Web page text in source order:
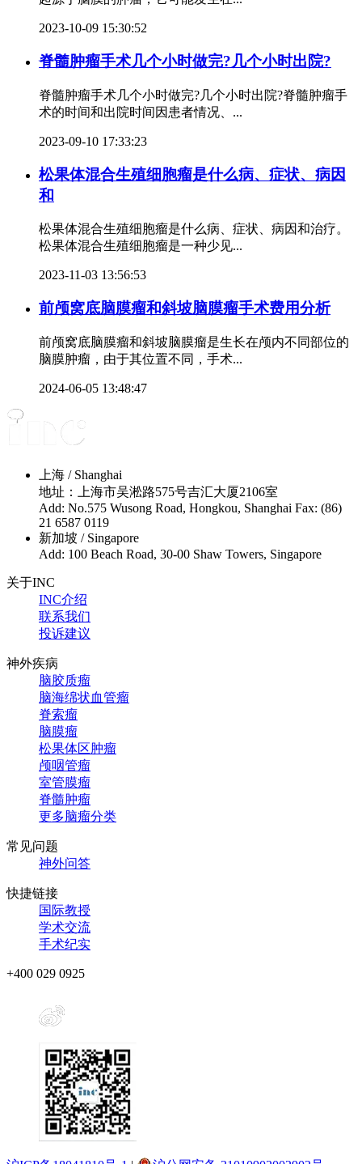
2023-10-09 15:30:52
脊髓肿瘤手术几个小时做完?几个小时出院?
脊髓肿瘤手术几个小时做完?几个小时出院?脊髓肿瘤手
术的时间和出院时间因患者情况、...
2023-09-10 17:33:23
松果体混合生殖细胞瘤是什么病、症状、病因
和
松果体混合生殖细胞瘤是什么病、症状、病因和治疗。
松果体混合生殖细胞瘤是一种少见...
2023-11-03 13:56:53
前颅窝底脑膜瘤和斜坡脑膜瘤手术费用分析
前颅窝底脑膜瘤和斜坡脑膜瘤是生长在颅内不同部位的
脑膜肿瘤，由于其位置不同，手术...
2024-06-05 13:48:47
上海 / Shanghai
地址：上海市吴淞路575号吉汇大厦2106室
Add: No.575 Wusong Road, Hongkou, Shanghai Fax: (86)
21 6587 0119
新加坡 / Singapore
Add: 100 Beach Road, 30-00 Shaw Towers, Singapore
关于INC
INC介绍
联系我们
投诉建议
神外疾病
脑胶质瘤
脑海绵状血管瘤
脊索瘤
脑膜瘤
松果体区肿瘤
颅咽管瘤
室管膜瘤
脊髓肿瘤
更多脑瘤分类
常见问题
神外问答
快捷链接
国际教授
学术交流
手术纪实
+400 029 0925